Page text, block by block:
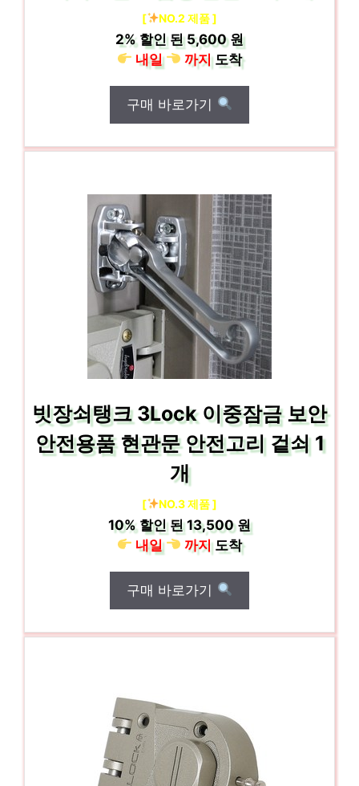
[ NO.2 제품 ]
2% 할인 된5,600 원
내일
까지도착
구매 바로가기
빗장쇠탱크 3Lock 이중잠금 보안
안전용품 현관문 안전고리 겉쇠 1
개
[ NO.3 제품 ]
10% 할인 된13,500 원
내일
까지도착
구매 바로가기